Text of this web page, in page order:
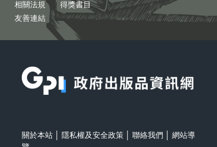
相關法規
友善連結
得獎書目
關於本站 隱私權及安全政策 聯絡我們
網站導